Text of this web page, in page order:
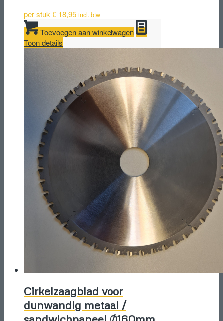
per stuk € 18,95 incl. btw
Toevoegen aan winkelwagen
Toon details
Cirkelzaagblad voor
dunwandig metaal /